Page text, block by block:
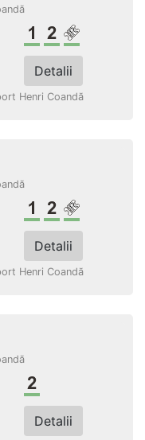
Clasa 1Clasa a 2-a
Loc
Detalii
Henri Coandă
Clasa 1Clasa a 2-a
Loc
Detalii
Henri Coandă
Detalii